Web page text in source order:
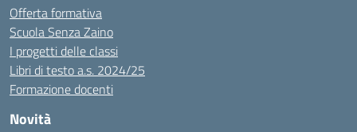
Offerta formativa
Scuola Senza Zaino
I progetti delle classi
Libri di testo a.s. 2024/25
Formazione docenti
Novità